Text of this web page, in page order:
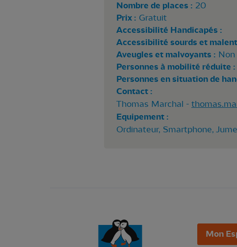
Nombre de places : 20
Prix : Gratuit
Accessibilité Handicapés :
Accessibilité sourds et
Aveugles et malvoyants : Non
Personnes à mobilité réduite :
Personnes en situation de
Contact :
Thomas Marchal -
Equipement :
Ordinateur, Smartphone,
Mon